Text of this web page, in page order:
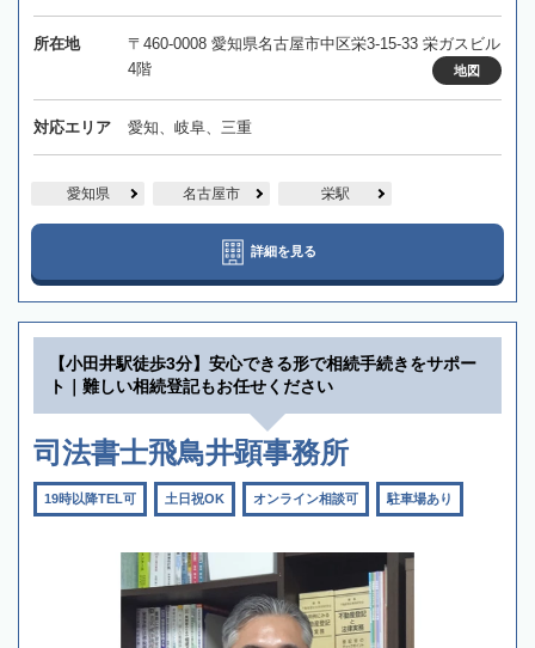
所在地
〒460-0008 愛知県名古屋市中区栄3-15-33 栄ガスビル
4階
地図
対応エリア 愛知、岐阜、三重
愛知県 名古屋市 栄駅
詳細を見る
【小田井駅徒歩3分】安心できる形で相続手続きをサポー
ト｜難しい相続登記もお任せください
司法書士飛鳥井顕事務所
19時以降TEL可 土日祝OK オンライン相談可 駐車場あり